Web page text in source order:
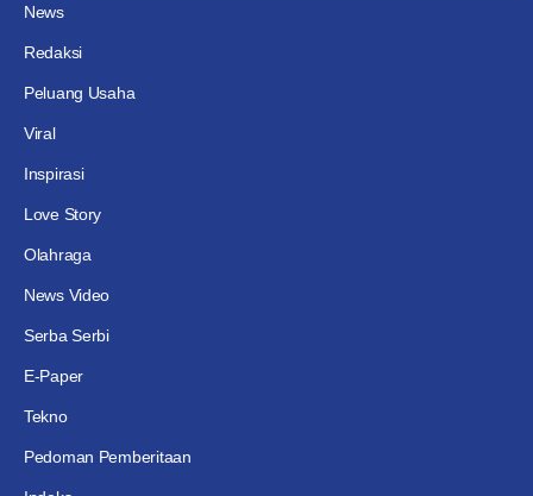
News
Redaksi
Peluang Usaha
Viral
Inspirasi
Love Story
Olahraga
News Video
Serba Serbi
E-Paper
Tekno
Pedoman Pemberitaan